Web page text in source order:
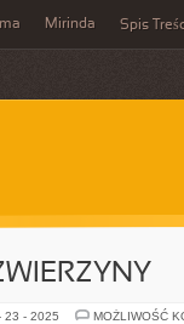
Mirinda Spis
23 - 2025
MOŻLIWOŚĆ